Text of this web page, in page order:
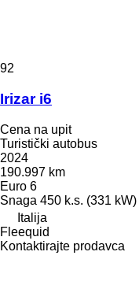
92
Irizar i6
Cena na upit
Turistički autobus
2024
190.997 km
Euro 6
Snaga 450 k.s. (331 kW)
Italija
Fleequid
Kontaktirajte prodavca